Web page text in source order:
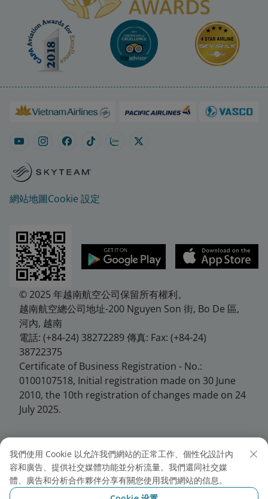
網站地圖Cookie 設定
© 2025 年越南航空公司保留所有權利。
越南航空總公司地址-200 Nguyen Son 街, Bo De 區,
河內, 越南
電話: (+84-24) 38272289 傳真: Fax: (+84-24)
38722375
Certificate of Business Registration - No.:
0100107518, Initial registration made on 30 June
2010, the 10th registration of changes made on 24
July 2025.
越南航空台北分公司
地址: 10458台北市中山區松江路146號7樓
我們使用 Cookie 以允許我們網站的正常工作、個性化設計內
容和廣告、提供社交媒體功能並分析流量。我們還同社交媒
體、廣告和分析合作夥伴分享有關您使用我們網站的信息。